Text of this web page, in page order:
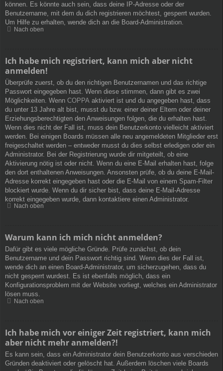
können. Es könnte auch sein, dass deine IP-Adresse oder der
Benutzername, mit dem du dich registrieren möchtest, gesperrt wurden.
Um Hilfe zu erhalten, wende dich an die Board-Administration.
Nach oben
Ich habe mich registriert, kann mich aber nicht
anmelden!
Überprüfe zuerst, ob du den richtigen Benutzernamen und das richtige
Passwort eingegeben hast. Wenn diese stimmen, dann gibt es zwei
Möglichkeiten. Wenn COPPA aktiviert ist und du angegeben hast, dass
du unter 13 Jahre alt bist, musst du bzw. einer deiner Eltern oder deiner
Erziehungsberechtigten den Anweisungen folgen, die du erhalten hast.
Wenn dies nicht der Fall ist, muss dein Benutzerkonto vielleicht aktiviert
werden. Bei einigen Boards müssen alle neu angemeldeten Mitglieder erst
freigeschaltet werden – entweder musst du dies selbst erledigen oder ein
Administrator. Bei der Registrierung wurde dir mitgeteilt, ob eine
Aktivierung nötig ist oder nicht. Wenn du eine E-Mail erhalten hast, folge
den dort enthaltenen Anweisungen. Ansonsten prüfe, ob du deine E-Mail-
Adresse korrekt eingegeben hast oder die E-Mail von einem Spam-Filter
blockiert wurde. Wenn du dir sicher bist, dass deine E-Mail-Adresse
korrekt eingegeben wurde, dann kontaktiere einen Administrator.
Nach oben
Warum kann ich mich nicht anmelden?
Dafür gibt es viele mögliche Gründe. Prüfe zunächst, ob dein
Benutzername und dein Passwort richtig sind. Wenn dies der Fall ist,
wende dich an einen Board-Administrator, um sicherzugehen, dass du
nicht gesperrt wurdest. Es ist ebenfalls möglich, dass ein
Konfigurationsproblem mit der Website vorliegt, welches ein Administrator
lösen muss.
Nach oben
Ich habe mich vor einiger Zeit registriert, kann mich
aber nicht mehr anmelden?!
Es kann sein, dass ein Administrator dein Benutzerkonto aus verschieden
Gründen deaktiviert oder gelöscht hat. Außerdem löschen viele Boards